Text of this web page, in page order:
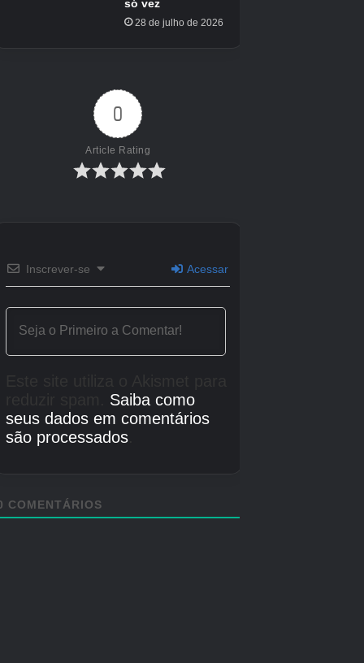
para o gênero, lançada no ano passado, é tudo
o que você poderia desejar em um jogo de
corrida de kart, com visuais com qualidade de
console, vários modos, mais de 45 pistas e
atualizações e eventos regulares. Ele
Kart Tour, mas tem todo o resto.
Perseguição no Horizonte